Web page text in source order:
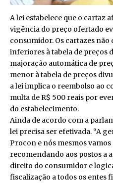
A lei estabelece que o cartaz
vigência do preço ofertado
consumidor. Os cartazes não
inferiores à tabela de preços
majoração automática de
menor à tabela de preços
a lei implica o reembolso ao
multa de R$ 500 reais por
do estabelecimento.
Ainda de acordo com a
lei precisa ser efetivada. “A
Procon e nós mesmos
recomendando aos postos a
direito do consumidor e
fiscalização a todos os entes